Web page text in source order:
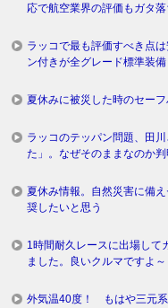
応で航空業界の評価もガタ落
ラッコで最も評価すべき点
ン付きが全グレード標準装備
夏休みに被災した時のセー
ラッコのテッパン問題、田
た」。なぜそのままなのか判
夏休み情報。自然災害に備
奨したいと思う
1時間耐久レースに出場して
ました。良いクルマですよ～
外気温40度！ もはや三元系